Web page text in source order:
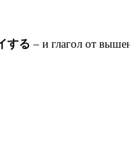
する – и глагол от